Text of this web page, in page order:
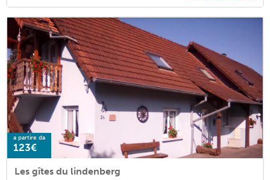
a partire da
123€
Les gîtes du lindenberg